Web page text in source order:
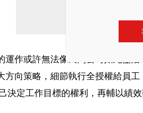
運作或許無法像民間公司如此靈活
方向策略，細節執行全授權給員
決定工作目標的權利，再輔以績效